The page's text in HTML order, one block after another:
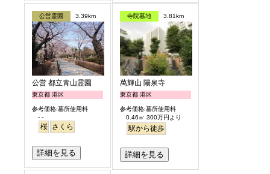
公営霊園 3.39km
公営 都立青山霊園
東京都 港区
参考価格:墓所使用料
- -
桜 さくら
詳細を見る
寺院墓地 3.81km
萬輝山 陽泉寺
東京都 港区
参考価格:墓所使用料
0.46㎡ 300万円より
駅から徒歩
詳細を見る